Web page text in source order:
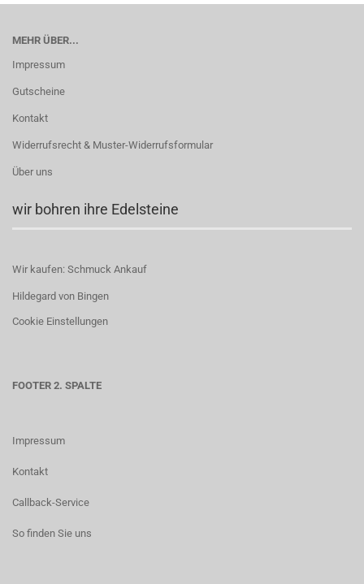
MEHR ÜBER...
Impressum
Gutscheine
Kontakt
Widerrufsrecht & Muster-Widerrufsformular
Über uns
wir bohren ihre Edelsteine
Wir kaufen: Schmuck Ankauf
Hildegard von Bingen
Cookie Einstellungen
FOOTER 2. SPALTE
Impressum
Kontakt
Callback-Service
So finden Sie uns